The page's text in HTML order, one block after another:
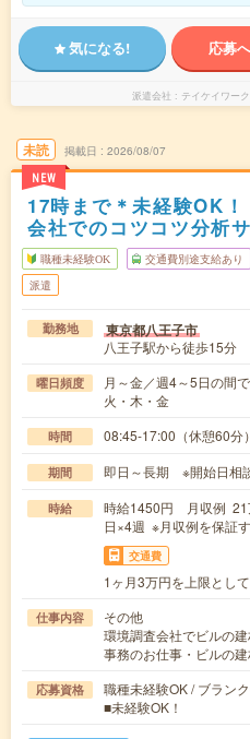
気になる! 応募
派遣会社 テイケイワー
未読
NEW
掲載日 2026/08/07
17時まで＊未経験OK
会社でのコツコツ分析
職種未経験OK 交通費別途支給あり
派遣
勤務地 東京都八王子市
八王子駅から徒歩15分
曜日頻度
月～金／週4～5日の間
火・木・金
時間 08:45-17:00（休憩60分
期間 即日～長期 ※開始日相
時給
時給1450円 月収例 21
日×4週 ※月収例を保証
交通費
1ヶ月3万円を上限とし
仕事内容
その他
環境調査会社でビルの
事務のお仕事・ビルの
応募資格
職種未経験OK / ブラン
■未経験OK！